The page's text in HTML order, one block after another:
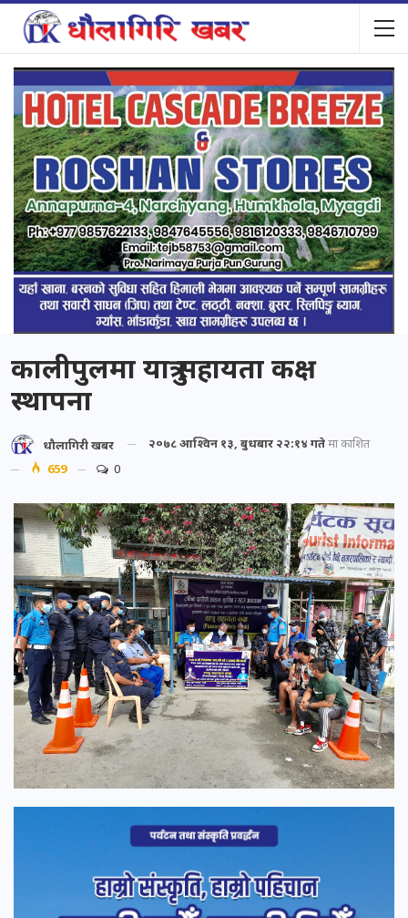
कालीपुलमा यात्रु सहायता कक्ष
स्थापना
धौलागिरी खबर २०७८ आश्विन १३, बुधबार २२:१४ गतेमा प्रकाशित
659
0